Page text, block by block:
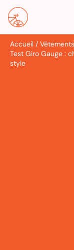
Aller
contenu
Accueil
Test Giro Gauge :
style
R
e
c
h
e